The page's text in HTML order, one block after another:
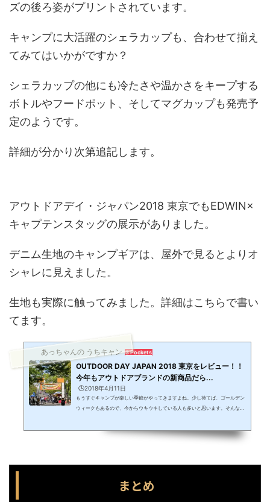
ズの後ろ姿がプリントされています。
キャンプに大活躍のシェラカップも、合わせて揃え
てみてはいかがですか？
シェラカップの他にも冷たさや温かさをキープする
ボトルやフードポット、そしてマグカップも発売予
定のようです。
詳細が分かり次第追記します。
アウトドアデイ・ジャパン2018 東京でもEDWIN×
キャプテンスタッグの展示がありました。
デニム生地のキャンプギアは、屋外で見るとよりオ
シャレに見えました。
生地も実際に触ってみました。詳細はこちらで書い
てます。
あっちゃんの うちキャン 3 Pockets
OUTDOOR DAY JAPAN 2018 東京をレビュー！！
今年もアウトドアブランドの新商品だら...
🕒️2018年4月11日
もうすぐキャンプが楽しい季節がやってきますよね。少し待てば、ゴールデン
ウィークもあるので、今からウキウキしている人も多いと思います。そんな楽
を身近で見たり、触ったりできるイベントがあるんです。都心の真ん中でキャ
まとめ